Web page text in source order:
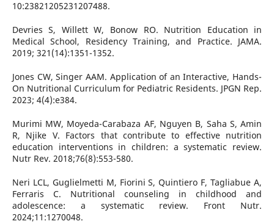
10:23821205231207488.
Devries S, Willett W, Bonow RO. Nutrition Education in
Medical School, Residency Training, and Practice. JAMA.
2019; 321(14):1351-1352.
Jones CW, Singer AAM. Application of an Interactive, Hands-
On Nutritional Curriculum for Pediatric Residents. JPGN Rep.
2023; 4(4):e384.
Murimi MW, Moyeda-Carabaza AF, Nguyen B, Saha S, Amin
R, Njike V. Factors that contribute to effective nutrition
education interventions in children: a systematic review.
Nutr Rev. 2018;76(8):553-580.
Neri LCL, Guglielmetti M, Fiorini S, Quintiero F, Tagliabue A,
Ferraris C. Nutritional counseling in childhood and
adolescence: a systematic review. Front Nutr.
2024;11:1270048.